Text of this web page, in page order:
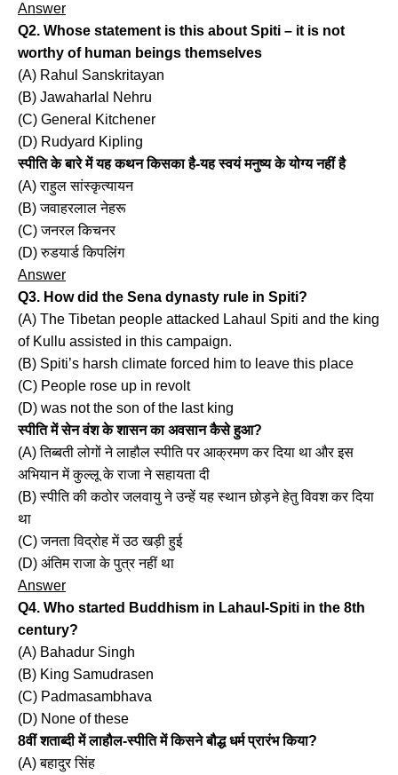
Answer
Q2. Whose statement is this about Spiti – it is not
worthy of human beings themselves
(A) Rahul Sanskritayan
(B) Jawaharlal Nehru
(C) General Kitchener
(D) Rudyard Kipling
स्पीति के बारे में यह कथन किसका है-यह स्वयं मनुष्य के योग्य नहीं है
(A) राहुल सांस्कृत्यायन
(B) जवाहरलाल नेहरू
(C) जनरल किचनर
(D) रुडयार्ड किपलिंग
Answer
Q3. How did the Sena dynasty rule in Spiti?
(A) The Tibetan people attacked Lahaul Spiti and the king
of Kullu assisted in this campaign.
(B) Spiti’s harsh climate forced him to leave this place
(C) People rose up in revolt
(D) was not the son of the last king
स्पीति में सेन वंश के शासन का अवसान कैसे हुआ?
(A) तिब्बती लोगों ने लाहौल स्पीति पर आक्रमण कर दिया था और इस
अभियान में कुल्लू के राजा ने सहायता दी
(B) स्पीति की कठोर जलवायु ने उन्हें यह स्थान छोड़ने हेतु विवश कर दिया
था
(C) जनता विद्रोह में उठ खड़ी हुई
(D) अंतिम राजा के पुत्र नहीं था
Answer
Q4. Who started Buddhism in Lahaul-Spiti in the 8th
century?
(A) Bahadur Singh
(B) King Samudrasen
(C) Padmasambhava
(D) None of these
8वीं शताब्दी में लाहौल-स्पीति में किसने बौद्ध धर्म प्रारंभ किया?
(A) बहादुर सिंह